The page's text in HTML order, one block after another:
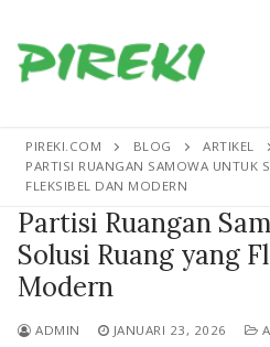
ke
konten
PIREKI.COM BLOG
ARTIKEL
PARTISI RUANGAN SAMOWA UNTUK
FLEKSIBEL DAN MODERN
Partisi Ruangan
Solusi Ruang yang
Modern
ADMIN JANUARI 23, 2026